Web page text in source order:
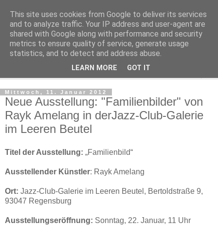
Regensburger Tagebuch
Notizen aus der nördlichsten Stadt Italiens
Mittwoch, 11. Januar 2012
Neue Ausstellung: "Familienbilder" von
Rayk Amelang in derJazz-Club-Galerie
im Leeren Beutel
Titel der Ausstellung: „Familienbild“
Ausstellender Künstler: Rayk Amelang
Ort: Jazz-Club-Galerie im Leeren Beutel, Bertoldstraße 9,
93047 Regensburg
Ausstellungseröffnung: Sonntag, 22. Januar, 11 Uhr
This site uses cookies from Google to deliver its services
and to analyze traffic. Your IP address and user-agent are
shared with Google along with performance and security
metrics to ensure quality of service, generate usage
statistics, and to detect and address abuse.
LEARN MORE GOT IT